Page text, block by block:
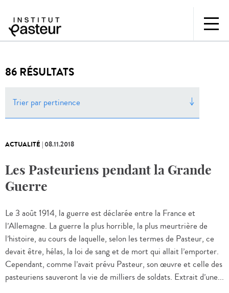
86 RÉSULTATS
Trier par pertinence
ACTUALITÉ |08.11.2018
Les Pasteuriens pendant la Grande
Guerre
Le 3 août 1914, la guerre est déclarée entre la France et
l’Allemagne. La guerre la plus horrible, la plus meurtrière de
l’histoire, au cours de laquelle, selon les termes de Pasteur, ce
devait être, hélas, la loi de sang et de mort qui allait l’emporter.
Cependant, comme l’avait prévu Pasteur, son œuvre et celle des
pasteuriens sauveront la vie de milliers de soldats. Extrait d’une...